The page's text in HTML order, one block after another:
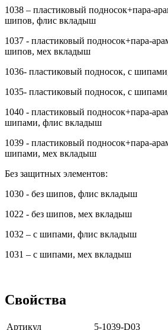
1038 – пластиковый подносок+пара-
шипов, флис вкладыш
1037 - пластиковый подносок+пара-
шипов, мех вкладыш
1036- пластиковый подносок, с
1035- пластиковый подносок, с
1040 - пластиковый подносок+пара-
шипами, флис вкладыш
1039 - пластиковый подносок+пара-
шипами, мех вкладыш
Без защитных элементов:
1030 - без шипов, флис вкладыш
1022 - без шипов, мех вкладыш
1032 – с шипами, флис вкладыш
1031 – с шипами, мех вкладыш
Свойства
Артикул 5-1039-D03